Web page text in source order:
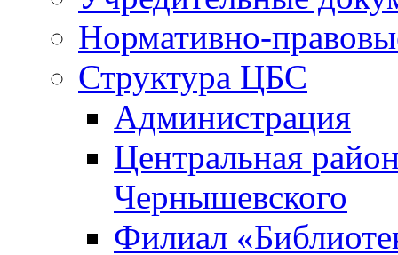
Нормативно-
Структура ЦБС
Администрация
Центральная
Чернышевского
Филиал